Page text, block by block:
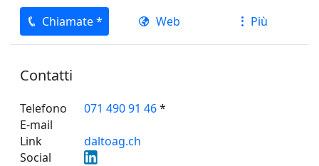
Chiamate * Web Più
Contatti
Telefono 071 490 91 46*
E-mail
Link
daltoag.ch
Social